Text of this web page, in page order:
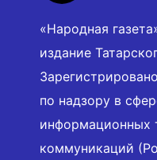
«Народная
издание
по надзору в
информационных
коммуникаций